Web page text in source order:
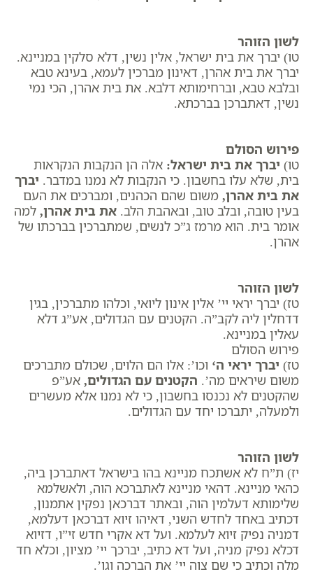
לשון הזוהר
טו) יברך את בית ישראל, אלין נשין, דלא סלקין במניינא.
יברך את בית אהרן, דאינון מברכין לעמא, בעינא טבא
ובלבא טבא, וברחימותא דלבא. את בית אהרן, הכי נמי
נשין, דאתברכן בברכתא.
פירוש הסולם
טו) ​ יברך את בית ישראל: אלה הן הנקבות הנקראות
בית, שלא עלו בחשבון. כי הנקבות לא נמנו במדבר. יברך
את בית אהרן, משום שהם הכהנים, ומברכים את העם
בעין טובה, ובלב טוב, ובאהבת הלב. את בית אהרן, למה
אומר בית. הוא מרמז ג”כ לנשים, שמתברכין בברכתו של
אהרן.
לשון הזוהר
טז) יברך יראי יי’ אלין אינון ליואי, וכלהו מתברכין, בגין
דדחלין ליה לקב”ה. הקטנים עם הגדולים, אע”ג דלא
עאלין במניינא.
פירוש הסולם
טז) ​ יברך יראי ה‘ וכו’: אלו הם הלוים, שכולם מתברכים
משום שיראים מה’. הקטנים עם הגדולים, אע”פ
שהקטנים לא נכנסו בחשבון, כי לא נמנו אלא מעשרים
ולמעלה, יתברכו יחד עם הגדולים.
לשון הזוהר
יז) ת”ח לא אשתכח מניינא בהו בישראל דאתברכן ביה,
כהאי מניינא. דהאי מניינא לאתברכא הוה, ולאשלמא
שלימותא דעלמין הוה, ובאתר דברכאן נפקין אתמנון,
דכתיב באחד לחדש השני, דאיהו זיוא דברכאן דעלמא,
דמניה נפיק זיוא לעלמא. ועל דא אקרי חדש זי”ו, דזיוא
דכלא נפיק מניה, ועל דא כתיב, יברכך יי’ מציון, וכלא חד
מלה וכתיב כי שם צוה יי’ את הברכה וגו’.